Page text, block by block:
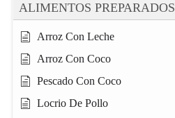
ALIMENTOS PREPARADOS
Arroz Con Leche
Arroz Con Coco
Pescado Con Coco
Locrio De Pollo